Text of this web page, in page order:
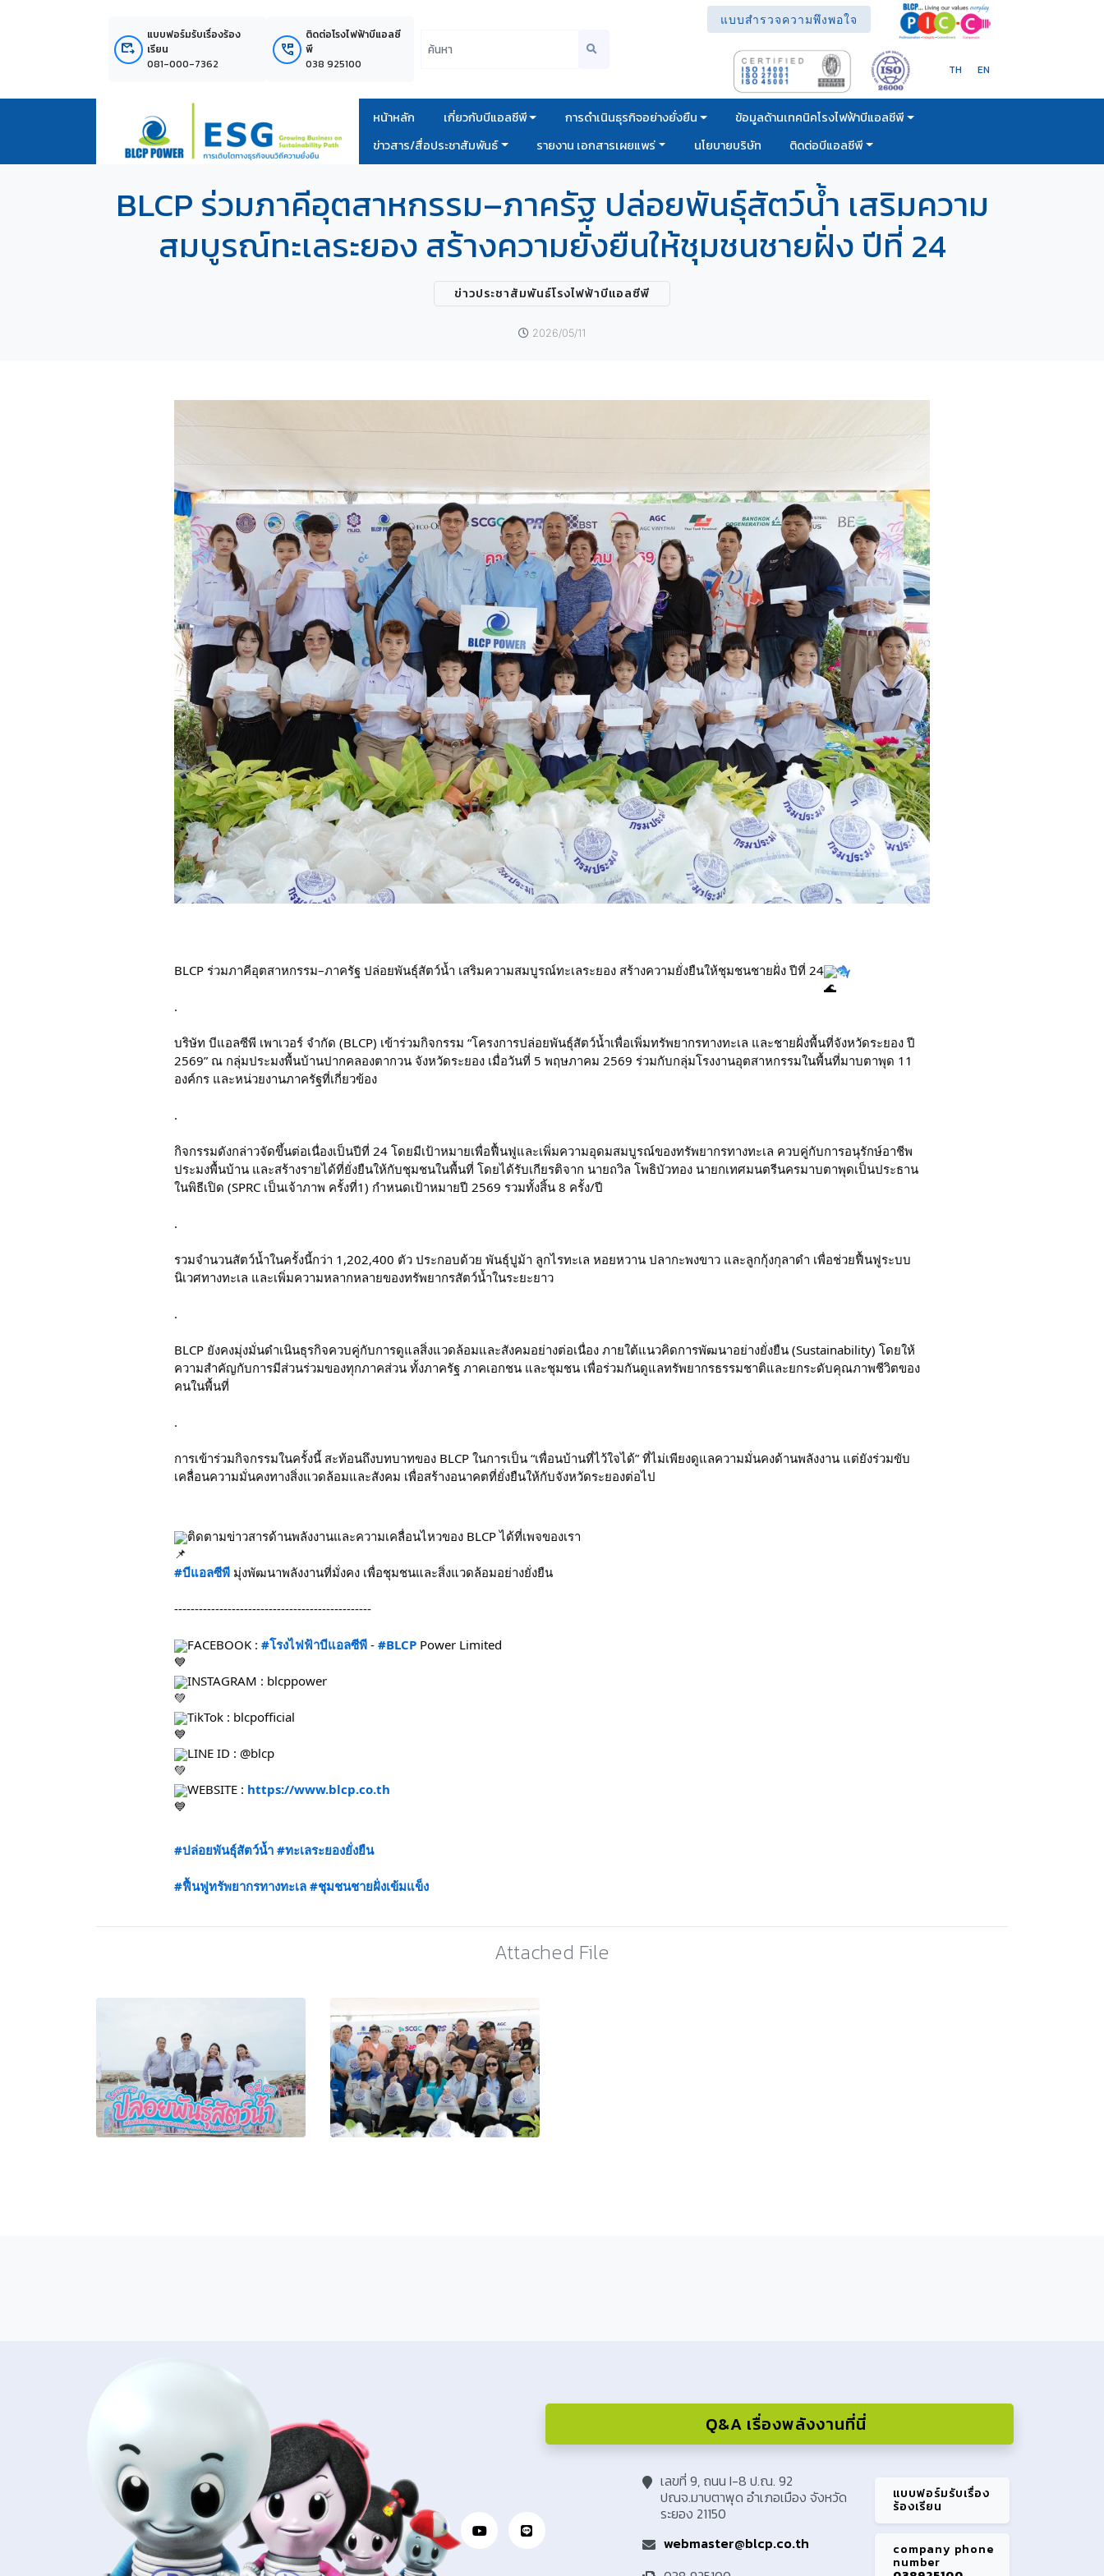
outgoing_mail
แบบฟอร์มรับเรื่องร้อง
เรียน
081-000-7362
perm_phone_msg
ติดต่อโรงไฟฟ้าบีแอลซี
พี
038 925100
แบบสำรวจความพึงพอใจ
TH EN
หน้าหลัก เกี่ยวกับบีแอลซีพี การดำเนินธุรกิจอย่างยั่งยืน
ข้อมูลด้านเทคนิคโรงไฟฟ้าบีแอลซีพี
ข่าวสาร/สื่อประชาสัมพันธ์
รายงาน เอกสารเผยแพร่ นโยบายบริษัท ติดต่อบีแอลซีพี
BLCP ร่วมภาคีอุตสาหกรรม–ภาครัฐ ปล่อยพันธุ์สัตว์น้ำ เสริมความ
สมบูรณ์ทะเลระยอง สร้างความยั่งยืนให้ชุมชนชายฝั่ง ปีที่ 24
ข่าวประชาสัมพันธ์โรงไฟฟ้าบีแอลซีพี
2026/05/11
BLCP ร่วมภาคีอุตสาหกรรม–ภาครัฐ ปล่อยพันธุ์สัตว์น้ำ เสริมความสมบูรณ์ทะเลระยอง สร้างความยั่งยืนให้ชุมชนชายฝั่ง ปีที่ 24
.
บริษัท บีแอลซีพี เพาเวอร์ จำกัด (BLCP) เข้าร่วมกิจกรรม “โครงการปล่อยพันธุ์สัตว์น้ำเพื่อเพิ่มทรัพยากรทางทะเล และชายฝั่งพื้นที่จังหวัดระยอง ปี
2569” ณ กลุ่มประมงพื้นบ้านปากคลองตากวน จังหวัดระยอง เมื่อวันที่ 5 พฤษภาคม 2569 ร่วมกับกลุ่มโรงงานอุตสาหกรรมในพื้นที่มาบตาพุด 11
องค์กร และหน่วยงานภาครัฐที่เกี่ยวข้อง
.
กิจกรรมดังกล่าวจัดขึ้นต่อเนื่องเป็นปีที่ 24 โดยมีเป้าหมายเพื่อฟื้นฟูและเพิ่มความอุดมสมบูรณ์ของทรัพยากรทางทะเล ควบคู่กับการอนุรักษ์อาชีพ
ประมงพื้นบ้าน และสร้างรายได้ที่ยั่งยืนให้กับชุมชนในพื้นที่ โดยได้รับเกียรติจาก นายถวิล โพธิบัวทอง นายกเทศมนตรีนครมาบตาพุดเป็นประธาน
ในพิธีเปิด (SPRC เป็นเจ้าภาพ ครั้งที่1) กำหนดเป้าหมายปี 2569 รวมทั้งสิ้น 8 ครั้ง/ปี
.
รวมจำนวนสัตว์น้ำในครั้งนี้กว่า 1,202,400 ตัว ประกอบด้วย พันธุ์ปูม้า ลูกไรทะเล หอยหวาน ปลากะพงขาว และลูกกุ้งกุลาดำ เพื่อช่วยฟื้นฟูระบบ
นิเวศทางทะเล และเพิ่มความหลากหลายของทรัพยากรสัตว์น้ำในระยะยาว
.
BLCP ยังคงมุ่งมั่นดำเนินธุรกิจควบคู่กับการดูแลสิ่งแวดล้อมและสังคมอย่างต่อเนื่อง ภายใต้แนวคิดการพัฒนาอย่างยั่งยืน (Sustainability) โดยให้
ความสำคัญกับการมีส่วนร่วมของทุกภาคส่วน ทั้งภาครัฐ ภาคเอกชน และชุมชน เพื่อร่วมกันดูแลทรัพยากรธรรมชาติและยกระดับคุณภาพชีวิตของ
คนในพื้นที่
.
การเข้าร่วมกิจกรรมในครั้งนี้ สะท้อนถึงบทบาทของ BLCP ในการเป็น “เพื่อนบ้านที่ไว้ใจได้” ที่ไม่เพียงดูแลความมั่นคงด้านพลังงาน แต่ยังร่วมขับ
เคลื่อนความมั่นคงทางสิ่งแวดล้อมและสังคม เพื่อสร้างอนาคตที่ยั่งยืนให้กับจังหวัดระยองต่อไป
ติดตามข่าวสารด้านพลังงานและความเคลื่อนไหวของ BLCP ได้ที่เพจของเรา
#บีแอลซีพี มุ่งพัฒนาพลังงานที่มั่งคง เพื่อชุมชนและสิ่งแวดล้อมอย่างยั่งยืน
------------------------------------------------
FACEBOOK : #โรงไฟฟ้าบีแอลซีพี - #BLCP Power Limited
INSTAGRAM : blcppower
TikTok : blcpofficial
LINE ID : @blcp
WEBSITE : https://www.blcp.co.th
#ปล่อยพันธุ์สัตว์น้ำ #ทะเลระยองยั่งยืน
#ฟื้นฟูทรัพยากรทางทะเล #ชุมชนชายฝั่งเข้มแข็ง
Attached File
Q&A เรื่องพลังงานที่นี่
เลขที่ 9, ถนน I-8 ป.ณ. 92
ปณจ.มาบตาพุด อำเภอเมือง จังหวัด
ระยอง 21150
webmaster@blcp.co.th
แบบฟอร์มรับเรื่อง
ร้องเรียน
company phone
number